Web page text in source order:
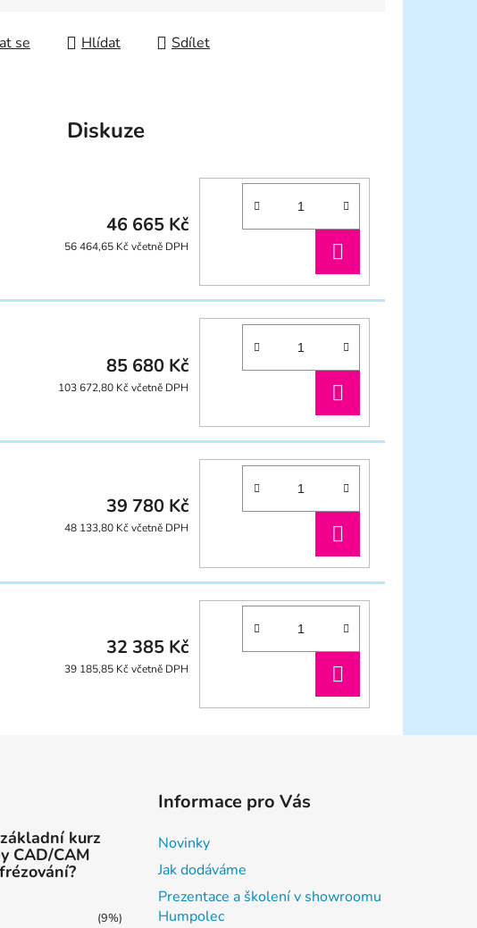
se Hlídat Sdílet
Diskuze
46 665 Kč
56 464,65 Kč včetně DPH
KOŠÍKU
85 680 Kč
103 672,80 Kč včetně DPH
KOŠÍKU
39 780 Kč
48 133,80 Kč včetně DPH
KOŠÍKU
32 385 Kč
39 185,85 Kč včetně DPH
KOŠÍKU
kurz
CAD/CAM
(9%)
Informace pro Vás
Novinky
Jak dodáváme
Prezentace a školení v showroomu
Humpolec